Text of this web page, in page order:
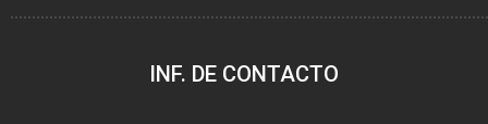
INF. DE CONTACTO